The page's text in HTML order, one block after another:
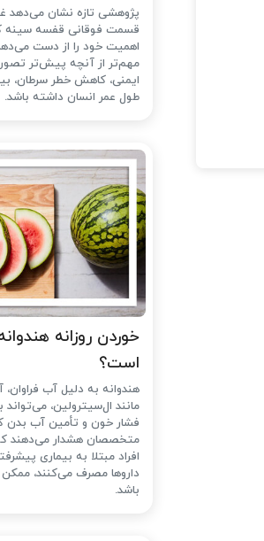
پژوهشی تازه نشان می‌دهد
قسمت فوقانی قفسه
اهمیت خود را از دست
مهم‌تر از آنچه پیش‌تر
ایمنی، کاهش خطر سرطان،
طول عمر انسان داشته باشد.
خوردن روزانه
است؟
هندوانه به دلیل آب
مانند ال‌سیترولین،
فشار خون و تأمین آب بدن
متخصصان هشدار می‌دهند
افراد مبتلا به بیماری
داروها مصرف می‌کنند،
باشد.